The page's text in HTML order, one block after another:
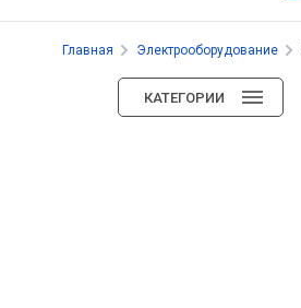
Главная Электрооборудование
КАТЕГОРИИ